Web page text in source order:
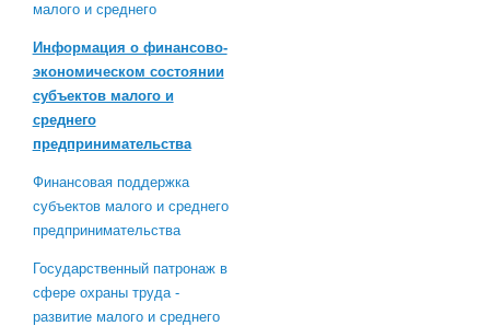
малого и среднего
Информация о финансово-
экономическом состоянии
субъектов малого и
среднего
предпринимательства
Финансовая поддержка
субъектов малого и среднего
предпринимательства
Государственный патронаж в
сфере охраны труда -
развитие малого и среднего